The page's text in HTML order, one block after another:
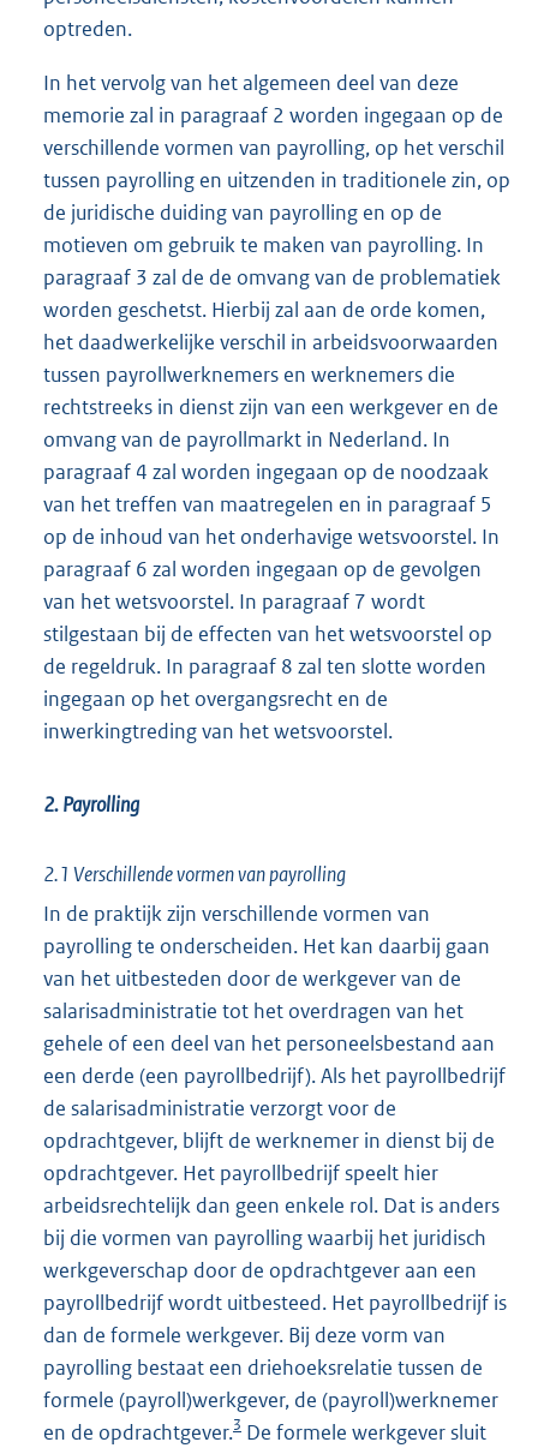
optreden.
In het vervolg van het algemeen deel van deze
memorie zal in paragraaf 2 worden ingegaan op de
verschillende vormen van payrolling, op het verschil
tussen payrolling en uitzenden in traditionele zin, op
de juridische duiding van payrolling en op de
motieven om gebruik te maken van payrolling. In
paragraaf 3 zal de de omvang van de problematiek
worden geschetst. Hierbij zal aan de orde komen,
het daadwerkelijke verschil in arbeidsvoorwaarden
tussen payrollwerknemers en werknemers die
rechtstreeks in dienst zijn van een werkgever en de
omvang van de payrollmarkt in Nederland. In
paragraaf 4 zal worden ingegaan op de noodzaak
van het treffen van maatregelen en in paragraaf 5
op de inhoud van het onderhavige wetsvoorstel. In
paragraaf 6 zal worden ingegaan op de gevolgen
van het wetsvoorstel. In paragraaf 7 wordt
stilgestaan bij de effecten van het wetsvoorstel op
de regeldruk. In paragraaf 8 zal ten slotte worden
ingegaan op het overgangsrecht en de
inwerkingtreding van het wetsvoorstel.
2. Payrolling
2.1 Verschillende vormen van payrolling
In de praktijk zijn verschillende vormen van
payrolling te onderscheiden. Het kan daarbij gaan
van het uitbesteden door de werkgever van de
salarisadministratie tot het overdragen van het
gehele of een deel van het personeelsbestand aan
een derde (een payrollbedrijf). Als het payrollbedrijf
de salarisadministratie verzorgt voor de
opdrachtgever, blijft de werknemer in dienst bij de
opdrachtgever. Het payrollbedrijf speelt hier
arbeidsrechtelijk dan geen enkele rol. Dat is anders
bij die vormen van payrolling waarbij het juridisch
werkgeverschap door de opdrachtgever aan een
payrollbedrijf wordt uitbesteed. Het payrollbedrijf is
dan de formele werkgever. Bij deze vorm van
payrolling bestaat een driehoeksrelatie tussen de
formele (payroll)werkgever, de (payroll)werknemer
en de opdrachtgever.3 De formele werkgever sluit